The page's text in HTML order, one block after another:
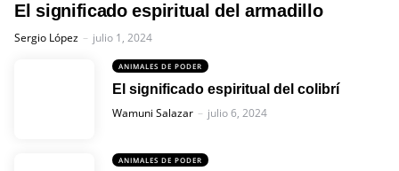
El significado espiritual del armadillo
Posted
Sergio López julio 1, 2024
ANIMALES DE PODER
El significado espiritual del colibrí
Posted
Wamuni Salazar julio 6, 2024
ANIMALES DE PODER